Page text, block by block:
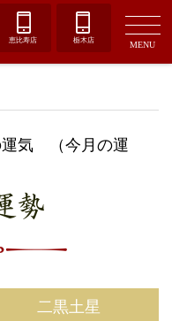
恵比寿店 栃木店 MENU
運気 （今月の運
勢
二黒土星